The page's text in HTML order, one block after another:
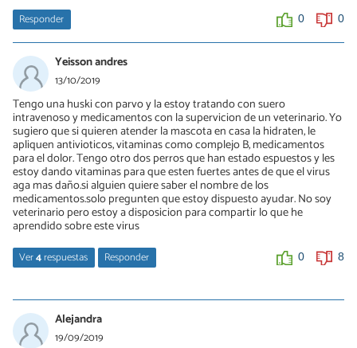
medicamentos y el tratamiento era de 7 días. No lo quise
hospitalizar, mis amigos y familia me recomendaron tenerlo en la
casa, limpiarle todo, lavar muy bien sus cobijitas, todo el tiempo
darle suero canino, y darle mucho amor. Gracias a Dios sobrevivió
y ya estamos con un plan de vacunas y desparacitación. Es de
vital importancia que el can tenga una doc que te guíe, yo lo hice
y eso le salvó la vida.
0
Responder 0 0
Yeisson andres
13/10/2019
Tengo una huski con parvo y la estoy tratando con suero
intravenoso y medicamentos con la supervicion de un veterinario. Yo
sugiero que si quieren atender la mascota en casa la hidraten, le
apliquen antivioticos, vitaminas como complejo B, medicamentos
para el dolor. Tengo otro dos perros que han estado espuestos y les
estoy dando vitaminas para que esten fuertes antes de que el virus
aga mas daño.si alguien quiere saber el nombre de los
medicamentos.solo pregunten que estoy dispuesto ayudar. No soy
veterinario pero estoy a disposicion para compartir lo que he
aprendido sobre este virus
Ver4respuestas Responder 0 8
16/10/2019
Que hago con otro perro que posiblemente tenga el virus ?
Alejandra
19/09/2019